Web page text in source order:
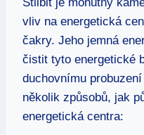
vliv na energetická
čakry. Jeho jemná
čistit tyto energetické
duchovnímu
několik způsobů, jak
energetická centra: